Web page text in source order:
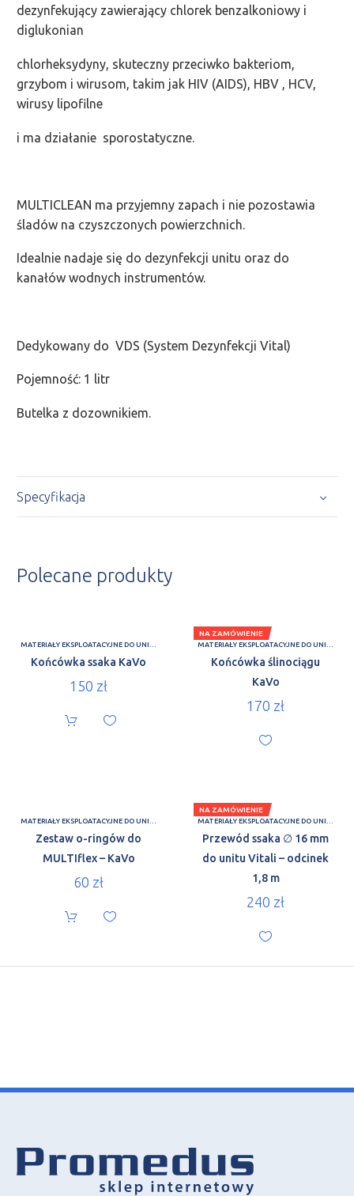
dezynfekujący zawierający chlorek benzalkoniowy i
diglukonian
chlorheksydyny, skuteczny przeciwko bakteriom,
grzybom i wirusom, takim jak HIV (AIDS), HBV , HCV,
wirusy lipofilne
i ma działanie sporostatyczne.
MULTICLEAN ma przyjemny zapach i nie pozostawia
śladów na czyszczonych powierzchnich.
Idealnie nadaje się do dezynfekcji unitu oraz do
kanałów wodnych instrumentów.
Dedykowany do VDS (System Dezynfekcji Vital)
Pojemność: 1 litr
Butelka z dozownikiem.
Specyfikacja
Polecane produkty
MATERIAŁY EKSPLOATACYJNE DO UNITÓW
Końcówka ssaka KaVo
150 zł
NA ZAMÓWIENIE
MATERIAŁY EKSPLOATACYJNE DO UNITÓW
Końcówka ślinociągu
KaVo
170 zł
MATERIAŁY EKSPLOATACYJNE DO UNITÓW
Zestaw o-ringów do
MULTIflex – KaVo
60 zł
NA ZAMÓWIENIE
MATERIAŁY EKSPLOATACYJNE DO UNITÓW
Przewód ssaka ∅ 16 mm
do unitu Vitali – odcinek
1,8 m
240 zł